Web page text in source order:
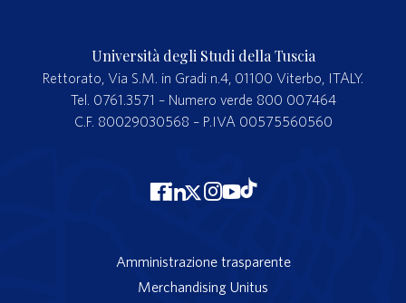
Università degli Studi della Tuscia
Rettorato, Via S.M. in Gradi n.4, 01100 Viterbo, ITALY.
Tel. 0761.3571 – Numero verde 800 007464
C.F. 80029030568 – P.IVA 00575560560
Amministrazione trasparente
Merchandising Unitus